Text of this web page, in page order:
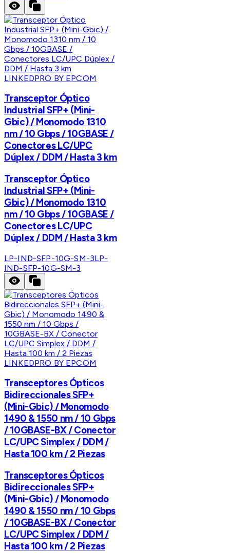
LINKEDPRO BY EPCOM
Transceptor Óptico
Industrial SFP+ (Mini-
Gbic) / Monomodo 1310
nm / 10 Gbps / 10GBASE /
Conectores LC/UPC
Dúplex / DDM / Hasta 3 km
Transceptor Óptico
Industrial SFP+ (Mini-
Gbic) / Monomodo 1310
nm / 10 Gbps / 10GBASE /
Conectores LC/UPC
Dúplex / DDM / Hasta 3 km
LP-IND-SFP-10G-SM-3LP-
IND-SFP-10G-SM-3
LINKEDPRO BY EPCOM
Transceptores Ópticos
Bidireccionales SFP+
(Mini-Gbic) / Monomodo
1490 & 1550 nm / 10 Gbps
/ 10GBASE-BX / Conector
LC/UPC Simplex / DDM /
Hasta 100 km / 2 Piezas
Transceptores Ópticos
Bidireccionales SFP+
(Mini-Gbic) / Monomodo
1490 & 1550 nm / 10 Gbps
/ 10GBASE-BX / Conector
LC/UPC Simplex / DDM /
Hasta 100 km / 2 Piezas